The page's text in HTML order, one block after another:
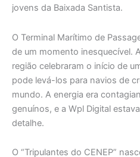
jovens da Baixada Santista.
O Terminal Marítimo de
de um momento inesquecível.
região celebraram o início de
pode levá-los para navios de
mundo. A energia era
genuínos, e a Wpl Digital
detalhe.
O “Tripulantes do CENEP”